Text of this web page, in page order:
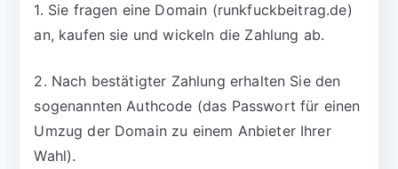
1. Sie fragen eine Domain (runkfuckbeitrag.de)
an, kaufen sie und wickeln die Zahlung ab.
2. Nach bestätigter Zahlung erhalten Sie den
sogenannten Authcode (das Passwort für einen
Umzug der Domain zu einem Anbieter Ihrer
Wahl).